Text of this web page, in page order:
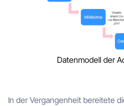
Datenmodell der
In der Vergangenheit bereitete